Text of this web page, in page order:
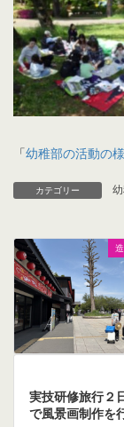
「幼稚部の活動の
カテゴリー
実技研修旅行２
で風景画制作を